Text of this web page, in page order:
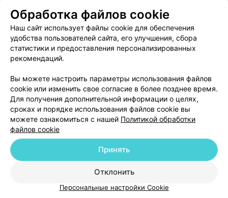
Медицинский маркетинг
Публичный договор
Пользовательское соглашение
Способы оплаты
Вакансии
Партнеры
Написать руководителю 103.by
Персональные настройки cookie
Обработка персональных данных
© 2026 ООО «Артокс Лаб», УНП 191700409| 220012, Республика Беларусь,
г. Минск, улица Толбухина, 2, пом. 16 | help@103.by
Обработка файлов cookie
Наш сайт использует файлы cookie для обеспечения
удобства пользователей сайта, его улучшения, сбора
статистики и предоставления персонализированных
рекомендаций.
Вы можете настроить параметры использования файлов
cookie или изменить свое согласие в более позднее время.
Для получения дополнительной информации о целях,
сроках и порядке использования файлов cookie вы
можете ознакомиться с нашей Политикой обработки
файлов cookie
Отклонить
Принять
Персональные настройки Cookie